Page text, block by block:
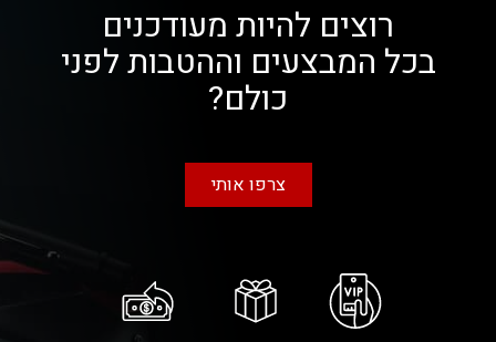
רוצים להיות מעודכנים
בכל המבצעים וההטבות לפני
כולם?
צרפו אותי